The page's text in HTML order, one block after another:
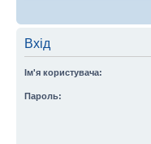
Вхід
Ім'я користувача:
Пароль: